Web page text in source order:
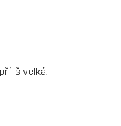
velká.